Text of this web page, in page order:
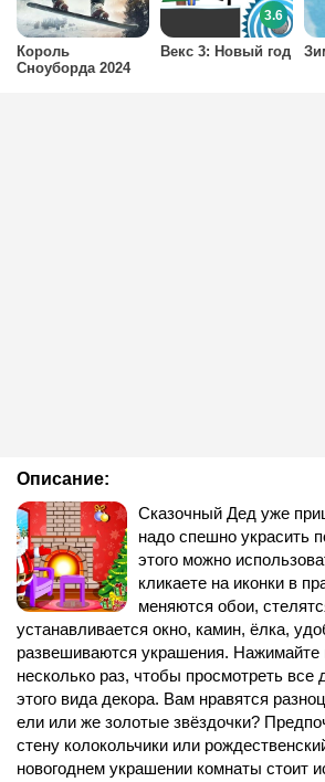
Описание:
Сказочный Дед уже
надо спешно украсить
этого можно
кликаете на иконки в
меняются обои,
устанавливается окно, камин, ёлка,
развешиваются украшения. Нажимайте
несколько раз, чтобы просмотреть все
этого вида декора. Вам нравятся
ели или же золотые звёздочки?
стену колокольчики или
новогоднем украшении комнаты стоит
Король
Сноуборда 2024
Векс 3: Новый год
3.6